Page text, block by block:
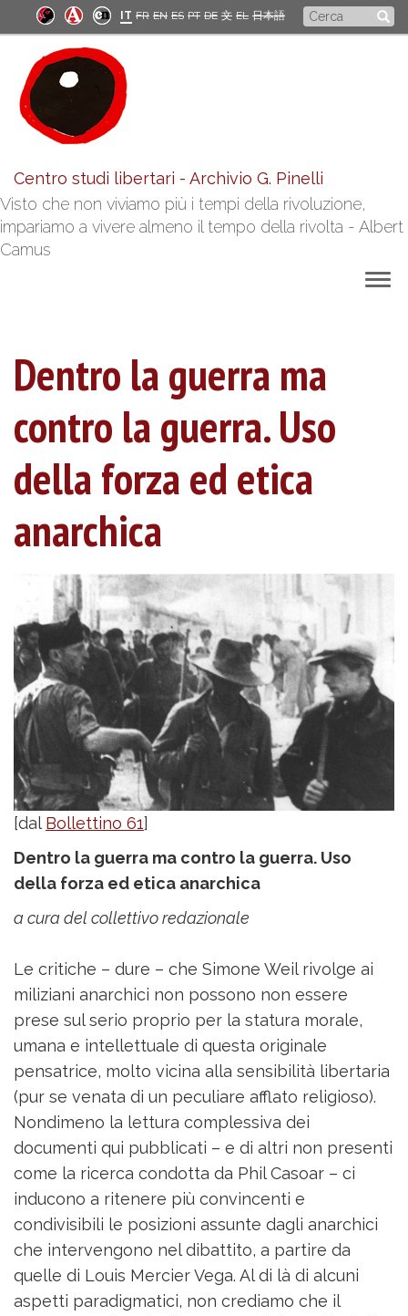
Salta
al
contenuto
principale
Form
IT FR EN ES PT DE 文 EL 日本語
Centro studi libertari - Archivio G. Pinelli
Visto che non viviamo più i tempi della rivoluzione,
impariamo a vivere almeno il tempo della rivolta - Albert
Camus
Dentro la guerra ma
contro la guerra. Uso
della forza ed etica
anarchica
[dalBollettino 61]
Dentro la guerra ma contro la guerra. Uso
della forza ed etica anarchica
a cura del collettivo redazionale
Le critiche – dure – che Simone Weil rivolge ai
miliziani anarchici non possono non essere
prese sul serio proprio per la statura morale,
umana e intellettuale di questa originale
pensatrice, molto vicina alla sensibilità libertaria
(pur se venata di un peculiare afflato religioso).
Nondimeno la lettura complessiva dei
documenti qui pubblicati – e di altri non presenti
come la ricerca condotta da Phil Casoar – ci
inducono a ritenere più convincenti e
condivisibili le posizioni assunte dagli anarchici
che intervengono nel dibattito, a partire da
quelle di Louis Mercier Vega. Al di là di alcuni
aspetti paradigmatici, non crediamo che il